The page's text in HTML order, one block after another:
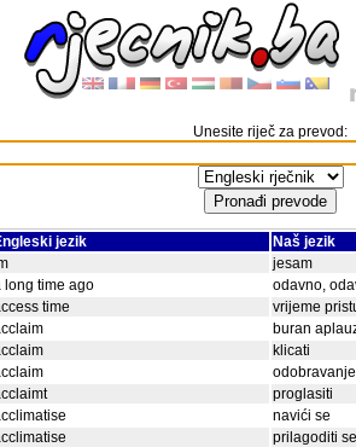
Unesite riječ za prevod:
jezik
Naš jezik
jesam
long time ago
odavno,
time
vrijeme
buran
klicati
odobravanje
proglasiti
navići se
prilagoditi se